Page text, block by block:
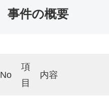
事件の概要
No
項
目
内容